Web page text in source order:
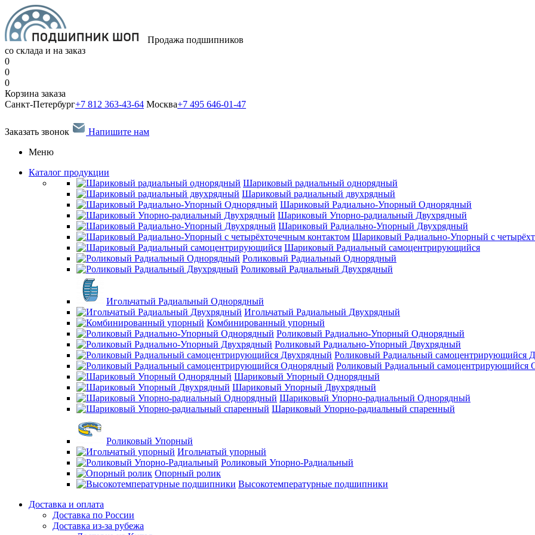
Продажа подшипников
со склада и на заказ
0
0
0
Корзина заказа
Санкт-Петербург+7 812 363-43-64 Москва+7 495 646-01-47
Заказать звонок
Напишите нам
Меню
Каталог продукции
Шариковый радиальный однорядный
Шариковый радиальный двухрядный
Шариковый Радиально-Упорный Однорядный
Шариковый Упорно-радиальный Двухрядный
Шариковый Радиально-Упорный Двухрядный
Шариковый Радиально-Упорный с
Шариковый Радиальный самоцентрирующийся
Роликовый Радиальный Однорядный
Роликовый Радиальный Двухрядный
Игольчатый Радиальный Однорядный
Игольчатый Радиальный Двухрядный
Комбинированный упорный
Роликовый Радиально-Упорный Однорядный
Роликовый Радиально-Упорный Двухрядный
Роликовый Радиальный самоцентрирующийся
Роликовый Радиальный самоцентрирующийся
Шариковый Упорный Однорядный
Шариковый Упорный Двухрядный
Шариковый Упорно-радиальный Однорядный
Шариковый Упорно-радиальный спаренный
Роликовый Упорный
Игольчатый упорный
Роликовый Упорно-Радиальный
Опорный ролик
Высокотемпературные подшипники
Доставка и оплата
Доставка по России
Доставка из-за рубежа